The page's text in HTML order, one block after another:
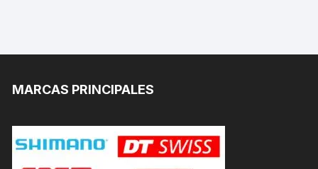
MARCAS PRINCIPALES